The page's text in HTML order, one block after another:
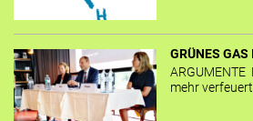
GRÜNES
mehr verfeuert